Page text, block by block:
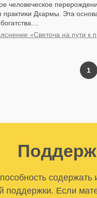
человеческое
практики Дхармы. Эта
«Светоча на пути к
1
содержать
поддержки. Если